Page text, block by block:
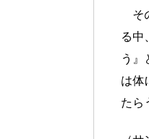
そ
る中
う』
は体
たら